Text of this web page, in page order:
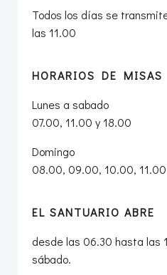
Todos los días se
las 11.00
HORARIOS DE MISAS
Lunes a sabado
07.00, 11.00 y 18.00
Domingo
08.00, 09.00, 10.00,
EL SANTUARIO ABRE
desde las 06.30 hasta las
sábado.